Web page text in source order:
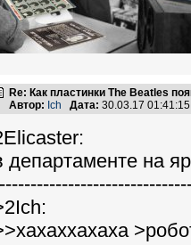
Re: Как пластинки The Beatles
Автор: Ich Дата: 30.03.17
департаменте на